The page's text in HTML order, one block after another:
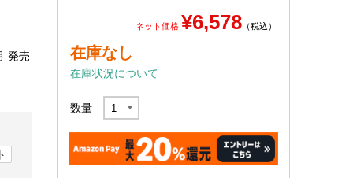
発売
ネット価格 ¥6,578 （税込）
在庫なし
在庫状況について
数量